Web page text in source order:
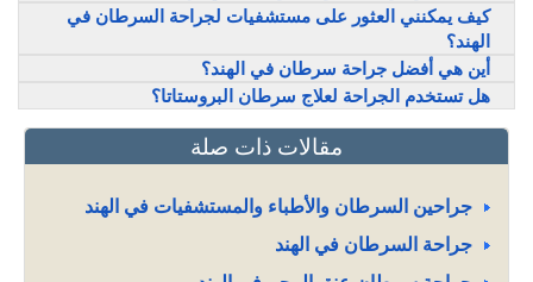
كيف يمكنني العثور على مستشفيات لجراحة السرطان في
الهند؟
أين هي أفضل جراحة سرطان في الهند؟
هل تستخدم الجراحة لعلاج سرطان البروستاتا؟
مقالات ذات صلة
جراحين السرطان والأطباء والمستشفيات في الهند
جراحة السرطان في الهند